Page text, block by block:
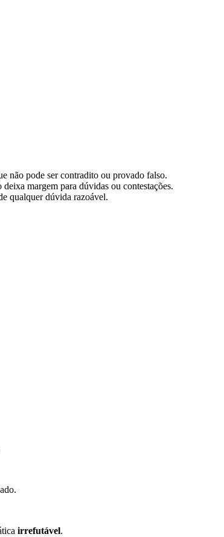
não pode ser contradito ou provado falso.
margem para dúvidas ou contestações.
qualquer dúvida razoável.
irrefutável.